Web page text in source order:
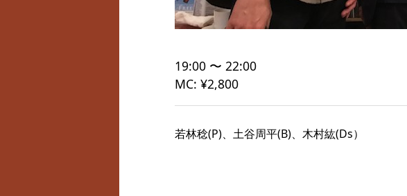
19:00 〜 22:00
MC: ¥2,800
若林稔(P)、土谷周平(B)、木村紘(Ds）